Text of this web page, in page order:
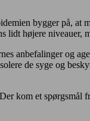
bygger på, at
højere niveauer,
anbefalinger og
de syge og
kom et